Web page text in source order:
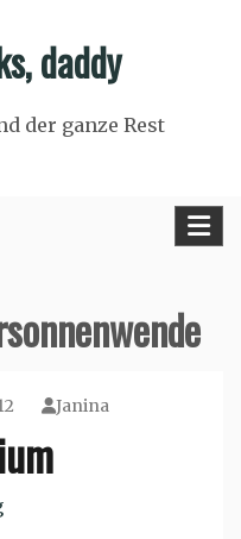
daddy
der ganze Rest
Janina